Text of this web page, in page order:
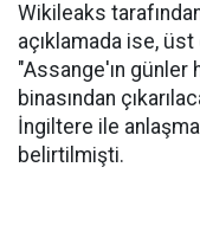
Wikileaks
açıklamada ise,
"Assange'ın
binasından
İngiltere ile
belirtilmişti.